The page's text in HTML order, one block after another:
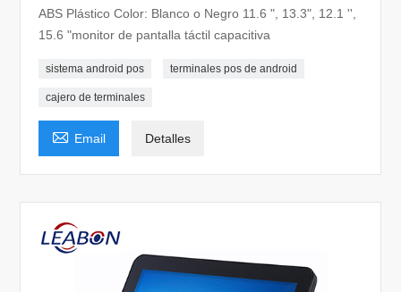
ABS Plástico Color: Blanco o Negro 11.6 ", 13.3", 12.1 '',
15.6 "monitor de pantalla táctil capacitiva
sistema android pos terminales pos de android
cajero de terminales
 Email Detalles